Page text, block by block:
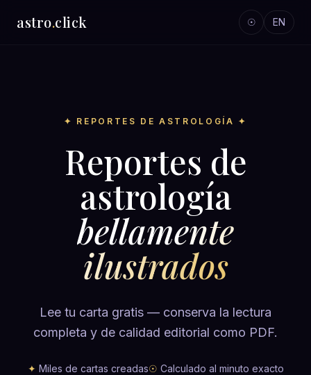
astro.click ☉ EN
✦ REPORTES DE ASTROLOGÍA ✦
Reportes de
astrología
bellamente
ilustrados
Lee tu carta gratis — conserva la lectura
completa y de calidad editorial como PDF.
✦ Miles de cartas creadas☉ Calculado al minuto exacto